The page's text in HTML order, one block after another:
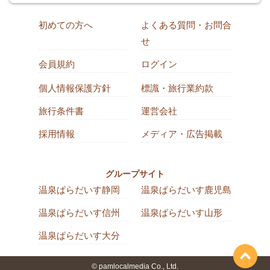
初めての方へ
よくある質問・お問合
せ
会員規約 ログイン
個人情報保護方針 標識・旅行業約款
旅行条件書 運営会社
採用情報 メディア・広告掲載
グループサイト
温泉ぱらだいす静岡 温泉ぱらだいす鹿児島
温泉ぱらだいす信州 温泉ぱらだいす山形
温泉ぱらだいす大分
© pamlocalmedia Co., Ltd.